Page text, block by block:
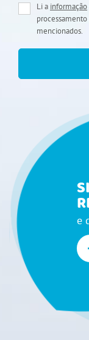
Li a informação
processamento
mencionados.
e